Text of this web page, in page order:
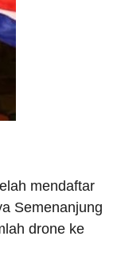
mendaftar
Semenanjung
drone ke